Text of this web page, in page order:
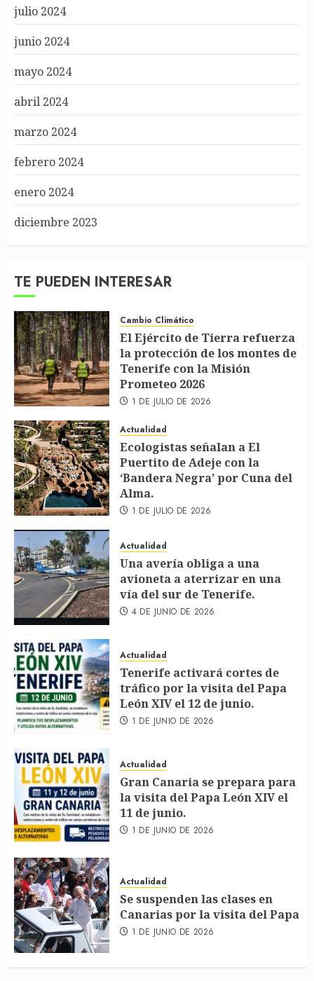
julio 2024
junio 2024
mayo 2024
abril 2024
marzo 2024
febrero 2024
enero 2024
diciembre 2023
TE PUEDEN INTERESAR
Cambio Climático
El Ejército de Tierra refuerza
la protección de los montes de
Tenerife con la Misión
Prometeo 2026
1 DE JULIO DE 2026
Actualidad
Ecologistas señalan a El
Puertito de Adeje con la
‘Bandera Negra’ por Cuna del
Alma.
1 DE JULIO DE 2026
Actualidad
Una avería obliga a una
avioneta a aterrizar en una
vía del sur de Tenerife.
4 DE JUNIO DE 2026
Actualidad
Tenerife activará cortes de
tráfico por la visita del Papa
León XIV el 12 de junio.
1 DE JUNIO DE 2026
Actualidad
Gran Canaria se prepara para
la visita del Papa León XIV el
11 de junio.
1 DE JUNIO DE 2026
Actualidad
Se suspenden las clases en
Canarias por la visita del Papa
1 DE JUNIO DE 2026